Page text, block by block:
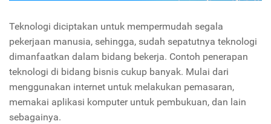
Teknologi diciptakan untuk mempermudah segala
pekerjaan manusia, sehingga, sudah sepatutnya teknologi
dimanfaatkan dalam bidang bekerja. Contoh penerapan
teknologi di bidang bisnis cukup banyak. Mulai dari
menggunakan internet untuk melakukan pemasaran,
memakai aplikasi komputer untuk pembukuan, dan lain
sebagainya.